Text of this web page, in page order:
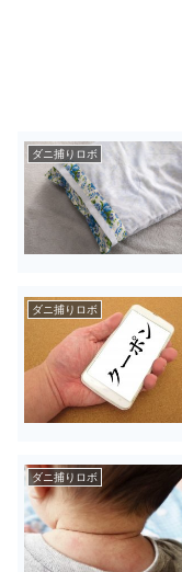
ダニ捕りロボ
ダニ捕りロボ
ダニ捕りロボ